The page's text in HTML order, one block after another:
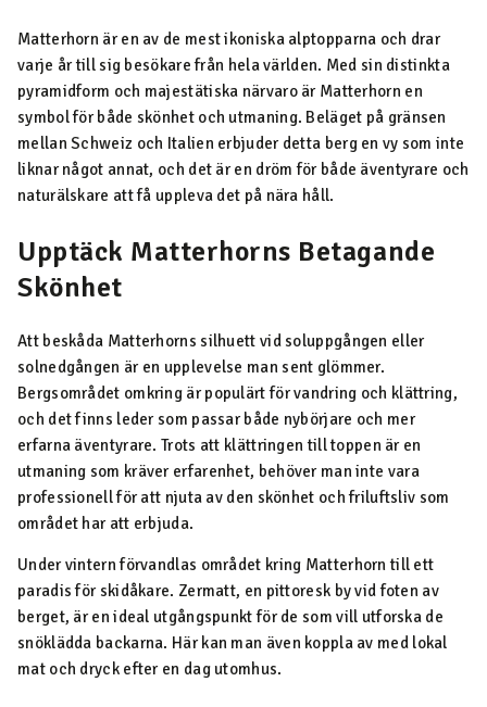
Matterhorn är en av de mest ikoniska alptopparna och drar
varje år till sig besökare från hela världen. Med sin distinkta
pyramidform och majestätiska närvaro är Matterhorn en
symbol för både skönhet och utmaning. Beläget på gränsen
mellan Schweiz och Italien erbjuder detta berg en vy som inte
liknar något annat, och det är en dröm för både äventyrare och
naturälskare att få uppleva det på nära håll.
Upptäck Matterhorns Betagande
Skönhet
Att beskåda Matterhorns silhuett vid soluppgången eller
solnedgången är en upplevelse man sent glömmer.
Bergsområdet omkring är populärt för vandring och klättring,
och det finns leder som passar både nybörjare och mer
erfarna äventyrare. Trots att klättringen till toppen är en
utmaning som kräver erfarenhet, behöver man inte vara
professionell för att njuta av den skönhet och friluftsliv som
området har att erbjuda.
Under vintern förvandlas området kring Matterhorn till ett
paradis för skidåkare. Zermatt, en pittoresk by vid foten av
berget, är en ideal utgångspunkt för de som vill utforska de
snöklädda backarna. Här kan man även koppla av med lokal
mat och dryck efter en dag utomhus.